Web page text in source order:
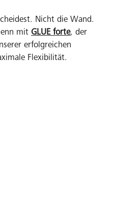
Nicht die Wand.
mit GLUE forte, der
erfolgreichen
Flexibilität.